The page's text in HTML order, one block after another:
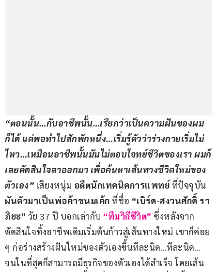
“ตอนนั้น…กับอาชีพนั้น…เรียกว่าเป็นความฝันของผม
ก็ได้ แต่พอทำไปสักพักหนึ่ง…เริ่มรู้ตัวว่าร่างกายเริ่มไม่
ไหว…เหมือนอาชีพนั้นมันไม่ตอบโจทย์ชีวิตของเรา ผมก็
เลยตัดสินใจลาออกมา เพื่อค้นหาเส้นทางชีวิตใหม่ของ
ตัวเอง” เสียงหนุ่ม อดีตนักเทคนิคการแพทย์ ที่ปัจจุบัน
ผันตัวมาเป็นพ่อค้าขนมเค้ก ที่ชื่อ “เบิร์ด-สงวนศักดิ์ รา
ภิยะ” วัย 37 ปี บอกเล่ากับ “ทีมวิถีชีวิต” ซึ่งหลังจาก
ตัดสินใจทิ้งอาชีพเดิมเริ่มต้นก้าวสู่เส้นทางใหม่ เขาก็ค่อย
ๆ ก่อร่างสร้างฝันใหม่ของตัวเองขึ้นทีละนิด…ทีละนิด…
จนในที่สุดก็สามารถมีธุรกิจของตัวเองได้สำเร็จ โดยเส้น